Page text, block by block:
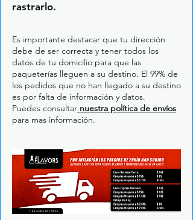
rastrarlo.
Es importante destacar que tu dirección
debe de ser correcta y tener todos los
datos de tu domicilio para que las
paqueterías lleguen a su destino. El 99% de
los pedidos que no han llegado a su destino
es por falta de información y datos.
Puedes consultar nuestra política de envíos
para mas información.